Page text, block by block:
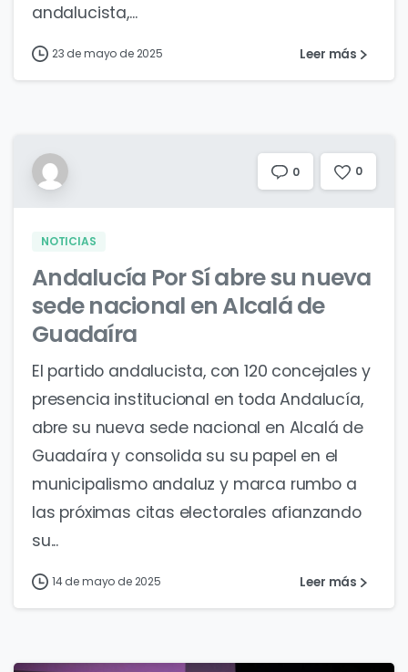
andalucista,...
23 de mayo de 2025 Leer más
0 0
NOTICIAS
Andalucía Por Sí abre su nueva
sede nacional en Alcalá de
Guadaíra
El partido andalucista, con 120 concejales y
presencia institucional en toda Andalucía,
abre su nueva sede nacional en Alcalá de
Guadaíra y consolida su su papel en el
municipalismo andaluz y marca rumbo a
las próximas citas electorales afianzando
su...
14 de mayo de 2025 Leer más